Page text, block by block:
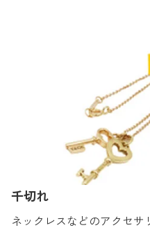
千切れ
ネックレスなどのアクセ